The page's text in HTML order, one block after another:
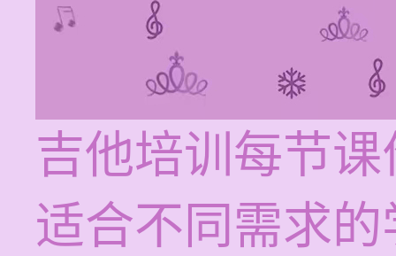
吉他培训每节
适合不同需求